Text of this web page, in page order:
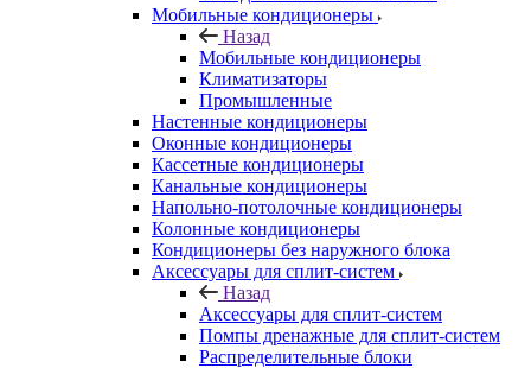
Мобильные кондиционеры
Назад
Мобильные кондиционеры
Климатизаторы
Промышленные
Настенные кондиционеры
Оконные кондиционеры
Кассетные кондиционеры
Канальные кондиционеры
Напольно-потолочные кондиционеры
Колонные кондиционеры
Кондиционеры без наружного блока
Аксессуары для сплит-систем
Назад
Аксессуары для сплит-систем
Помпы дренажные для сплит-систем
Распределительные блоки